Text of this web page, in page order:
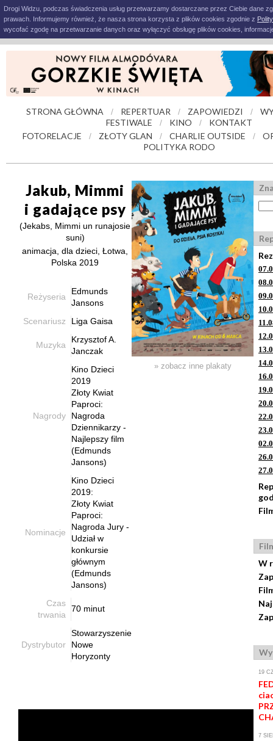
Drogi Widzu, podczas świadczenia usług przetwarzamy dostarczane przez Ciebie dane
prawach. Informujemy również, że nasza strona korzysta z plików cookies zgodnie z
wycofać zgodę na przetwarzanie danych oraz wyłączyć obsługę plików cookies,
STRONA GŁÓWNA / REPERTUAR / ZAPOWIEDZI /
FESTIWALE
/ KINO /
KONTAKT
FOTORELACJE
/ ZŁOTY GLAN / CHARLIE OUTSIDE /
POLITYKA RODO
Jakub, Mimmi
i gadające psy
(Jekabs, Mimmi un runajosie
suni)
animacja, dla dzieci, Łotwa,
Polska 2019
Reżyseria
Edmunds
Jansons
Scenariusz
Liga Gaisa
Muzyka
Krzysztof A.
Janczak
Nagrody
Kino Dzieci
2019
Złoty Kwiat
Paproci:
Nagroda
Dziennikarzy -
Najlepszy film
(Edmunds
Jansons)
Nominacje
Kino Dzieci
2019:
Złoty Kwiat
Paproci:
Nagroda Jury -
Udział w
konkursie
głównym
(Edmunds
Jansons)
Czas
trwania
70 minut
Dystrybutor
Stowarzyszenie
Nowe
Horyzonty
» zobacz inne plakaty
W
19
7